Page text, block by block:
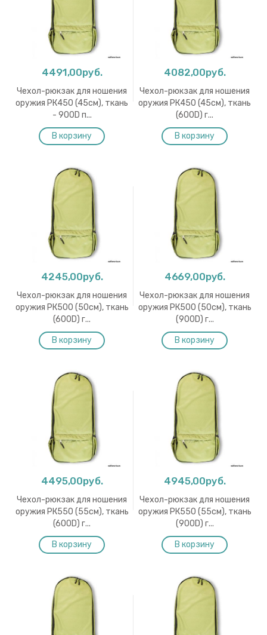
4491,00руб.
Чехол-рюкзак для ношения
оружия РК450 (45см), ткань
- 900D п...
4082,00руб.
Чехол-рюкзак для ношения
оружия РК450 (45см), ткань
(600D) г...
4245,00руб.
Чехол-рюкзак для ношения
оружия РК500 (50см), ткань
(600D) г...
4669,00руб.
Чехол-рюкзак для ношения
оружия РК500 (50см), ткань
(900D) г...
4495,00руб.
Чехол-рюкзак для ношения
оружия РК550 (55см), ткань
(600D) г...
4945,00руб.
Чехол-рюкзак для ношения
оружия РК550 (55см), ткань
(900D) г...